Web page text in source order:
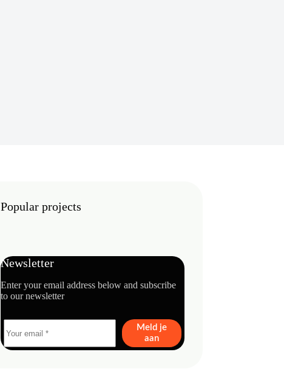
Popular projects
Newsletter
Enter your email address below and subscribe
to our newsletter
Meld je
aan